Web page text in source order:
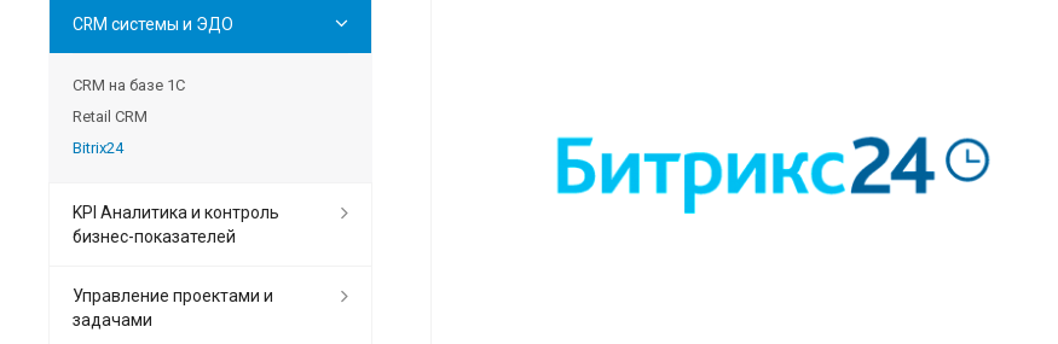
CRM системы и ЭДО
CRM на базе 1С
Retail CRM
Bitrix24
KPI Аналитика и контроль
бизнес-показателей
Управление проектами и
задачами